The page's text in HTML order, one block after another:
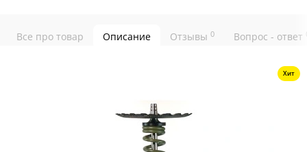
Все про товар Описание Отзывы 0 Вопрос - ответ
Хит